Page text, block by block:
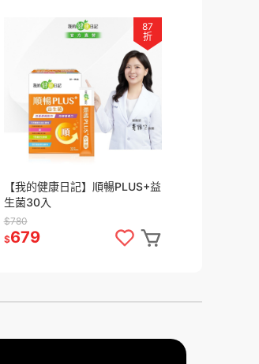
87
折
【我的健康日記】順暢PLUS+益
生菌30入
$780
$679